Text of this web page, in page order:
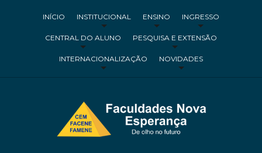
INÍCIO INSTITUCIONAL ENSINO INGRESSO
CENTRAL DO ALUNO PESQUISA E EXTENSÃO
INTERNACIONALIZAÇÃO NOVIDADES